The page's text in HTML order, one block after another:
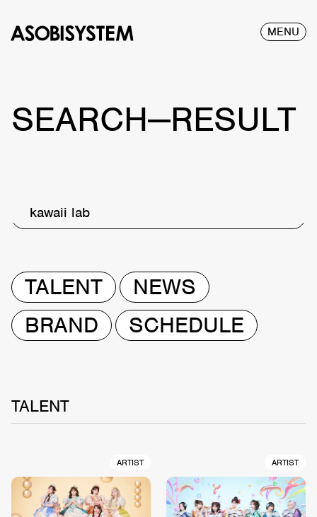
MENU
SEARCH—RESULT
kawaii lab
TALENT
NEWS
BRAND
SCHEDULE
TALENT
ARTIST ARTIST